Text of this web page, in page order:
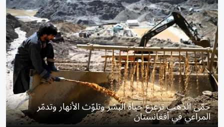
حمّى الذهب تزعزع حياة البشر وتلوّث الأنهار وتدمّر
المراعي في أفغانستان